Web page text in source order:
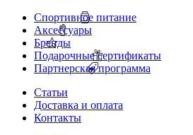
Спортивное питание
Аксессуары
Бренды
Подарочные сертификаты
Партнерская программа
Статьи
Доставка и оплата
Контакты